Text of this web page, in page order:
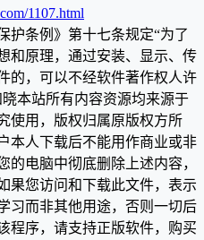
1107.html
护条例》第十七条规定“为了
和原理，通过安装、显示、传
的，可以不经软件著作权人许
本站所有内容资源均来源于
使用，版权归属原版权方所
本人下载后不能用作商业或非
的电脑中彻底删除上述内容，
果您访问和下载此文件，表示
习而非其他用途，否则一切后
程序，请支持正版软件，购买